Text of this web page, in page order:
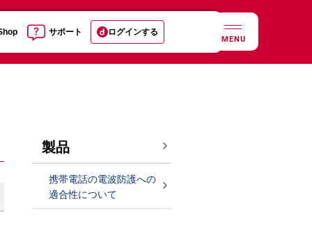
サポート ログインする
MENU
製品
携帯電話の電波防護への
適合性について